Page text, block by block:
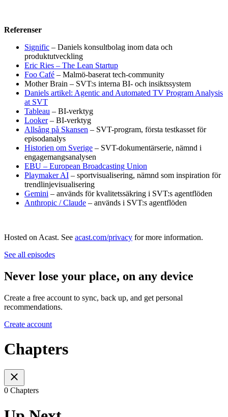
Referenser
Signific – Daniels konsultbolag inom data och
produktutveckling
Eric Ries – The Lean Startup
Foo Café – Malmö-baserat tech-community
Mother Brain – SVT:s interna BI- och insiktssystem
Daniels artikel: Agentic and Automated TV Program Analysis
at SVT
Tableau – BI-verktyg
Looker– BI-verktyg
Allsång på Skansen – SVT-program, första testkasset för
episodanalys
Historien om Sverige – SVT-dokumentärserie, nämnd i
engagemangsanalysen
EBU – European Broadcasting Union
Playmaker AI – sportvisualisering, nämnd som inspiration för
trendlinjevisualisering
Gemini – används för kvalitetssäkring i SVT:s agentflöden
Anthropic / Claude – används i SVT:s agentflöden
Hosted on Acast. See acast.com/privacy for more information.
See all episodes
Never lose your place, on any device
Create a free account to sync, back up, and get personal
recommendations.
Create account
Chapters
0 Chapters